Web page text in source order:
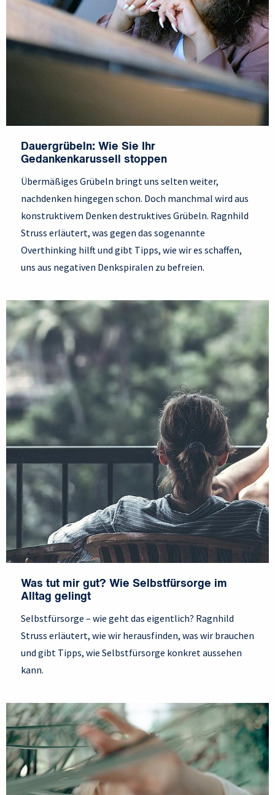
Dauergrübeln: Wie Sie Ihr
Gedankenkarussell stoppen
Übermäßiges Grübeln bringt uns selten weiter,
nachdenken hingegen schon. Doch manchmal wird aus
konstruktivem Denken destruktives Grübeln. Ragnhild
Struss erläutert, was gegen das sogenannte
Overthinking hilft und gibt Tipps, wie wir es schaffen,
uns aus negativen Denkspiralen zu befreien.
Was tut mir gut? Wie Selbstfürsorge im
Alltag gelingt
Selbstfürsorge – wie geht das eigentlich? Ragnhild
Struss erläutert, wie wir herausfinden, was wir brauchen
und gibt Tipps, wie Selbstfürsorge konkret aussehen
kann.